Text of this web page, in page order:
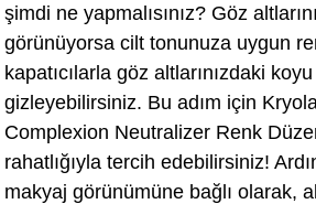
şimdi ne yapmalısınız? Göz
görünüyorsa cilt tonunuza uygun
kapatıcılarla göz altlarınızdaki
gizleyebilirsiniz. Bu adım için
Complexion Neutralizer Renk
rahatlığıyla tercih edebilirsiniz!
makyaj görünümüne bağlı olarak,